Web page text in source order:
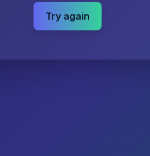
Try again